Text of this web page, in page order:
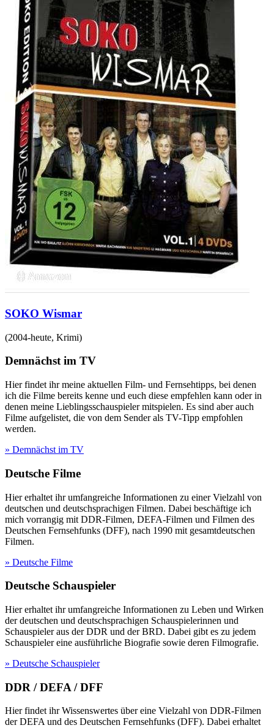
SOKO Wismar
(2004-heute, Krimi)
Demnächst im TV
Hier findet ihr meine aktuellen Film- und Fernsehtipps, bei denen
ich die Filme bereits kenne und euch diese empfehlen kann oder in
denen meine Lieblingsschauspieler mitspielen. Es sind aber auch
Filme aufgelistet, die von dem Sender als TV-Tipp empfohlen
werden.
» Demnächst im TV
Deutsche Filme
Hier erhaltet ihr umfangreiche Informationen zu einer Vielzahl von
deutschen und deutschsprachigen Filmen. Dabei beschäftige ich
mich vorrangig mit DDR-Filmen, DEFA-Filmen und Filmen des
Deutschen Fernsehfunks (DFF), nach 1990 mit gesamtdeutschen
Filmen.
» Deutsche Filme
Deutsche Schauspieler
Hier erhaltet ihr umfangreiche Informationen zu Leben und Wirken
der deutschen und deutschsprachigen Schauspielerinnen und
Schauspieler aus der DDR und der BRD. Dabei gibt es zu jedem
Schauspieler eine ausführliche Biografie sowie deren Filmografie.
» Deutsche Schauspieler
DDR / DEFA / DFF
Hier findet ihr Wissenswertes über eine Vielzahl von DDR-Filmen
der DEFA und des Deutschen Fernsehfunks (DFF). Dabei erhaltet